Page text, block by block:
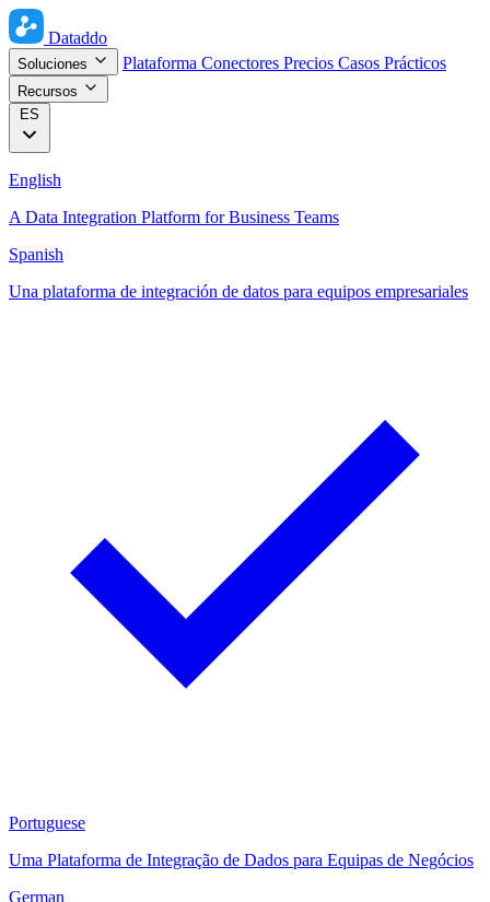
Dataddo
Soluciones Plataforma Conectores Precios Casos Prácticos
Recursos
ES
English
A Data Integration Platform for Business Teams
Spanish
Una plataforma de integración de datos para equipos empresariales
Portuguese
Uma Plataforma de Integração de Dados para Equipas de Negócios
German